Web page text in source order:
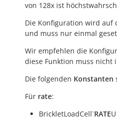
von 128x ist
Die Konfiguration wird auf
und muss nur einmal
Wir empfehlen die
diese Funktion muss nicht
Die folgenden Konstanten
Für rate:
BrickletLoadCell`RATE